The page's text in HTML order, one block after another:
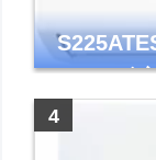
シリーズ